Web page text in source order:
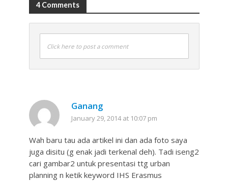
4 Comments
Click here to post a comment
Ganang
January 29, 2014 at 10:07 pm
Wah baru tau ada artikel ini dan ada foto saya
juga disitu (g enak jadi terkenal deh). Tadi iseng2
cari gambar2 untuk presentasi ttg urban
planning n ketik keyword IHS Erasmus